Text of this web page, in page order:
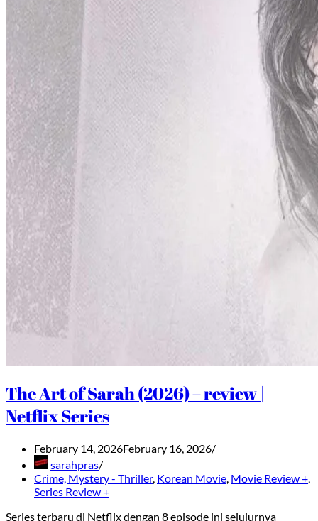
The Art of Sarah (2026) – review |
Netflix Series
February 14, 2026February 16, 2026
sarahpras
Crime, Mystery - Thriller, Korean Movie Movie Review +
Series Review +
Series terbaru di Netflix dengan 8 episode ini sejujurnya